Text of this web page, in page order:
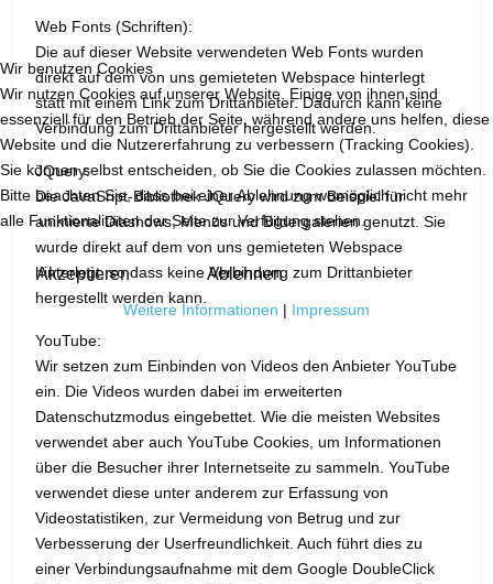
Web Fonts (Schriften):
Die auf dieser Website verwendeten Web Fonts wurden
direkt auf dem von uns gemieteten Webspace hinterlegt
statt mit einem Link zum Drittanbieter. Dadurch kann keine
Verbindung zum Drittanbieter hergestellt werden.
JQuery:
Die JavaSript-Bibliothek JQuery wird zum Beispiel für
animierte Diashows, Menüs und Bildergalerien genutzt. Sie
wurde direkt auf dem von uns gemieteten Webspace
hinterlegt, so dass keine Verbindung zum Drittanbieter
hergestellt werden kann.
YouTube:
Wir setzen zum Einbinden von Videos den Anbieter YouTube
ein. Die Videos wurden dabei im erweiterten
Datenschutzmodus eingebettet. Wie die meisten Websites
verwendet aber auch YouTube Cookies, um Informationen
über die Besucher ihrer Internetseite zu sammeln. YouTube
verwendet diese unter anderem zur Erfassung von
Videostatistiken, zur Vermeidung von Betrug und zur
Verbesserung der Userfreundlichkeit. Auch führt dies zu
einer Verbindungsaufnahme mit dem Google DoubleClick
Wir benutzen Cookies
Wir nutzen Cookies auf unserer Website. Einige von ihnen sind
essenziell für den Betrieb der Seite, während andere uns helfen, diese
Website und die Nutzererfahrung zu verbessern (Tracking Cookies).
Sie können selbst entscheiden, ob Sie die Cookies zulassen möchten.
Bitte beachten Sie, dass bei einer Ablehnung womöglich nicht mehr
alle Funktionalitäten der Seite zur Verfügung stehen.
Akzeptieren Ablehnen
Weitere Informationen | Impressum